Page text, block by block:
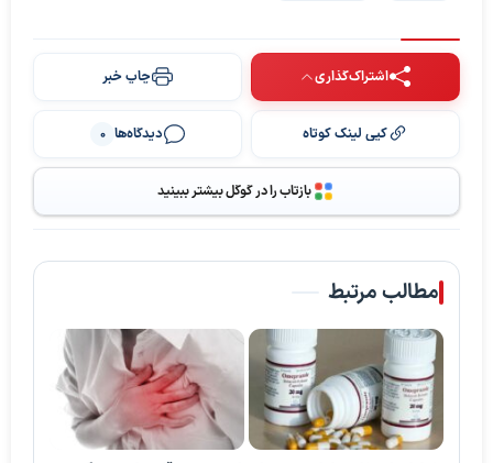
اشتراک‌گذاری چاپ خبر
کپی لینک کوتاه دیدگاه‌ها 0
بازتاب را در گوگل بیشتر ببینید
مطالب مرتبط